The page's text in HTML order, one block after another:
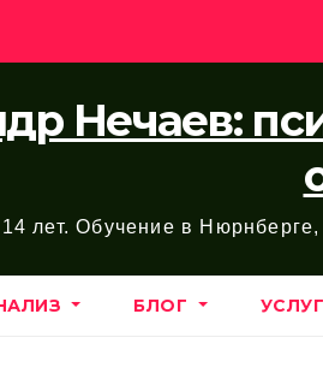
Нечаев:
лет. Обучение в
БЛОГ